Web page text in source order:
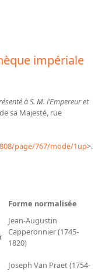
impériale
à S. M. l’Empereur et
sa Majesté, rue
page/767/mode/1up>.
Forme normalisée
Jean-Augustin
Capperonnier (1745-
1820)
Joseph Van Praet (1754-